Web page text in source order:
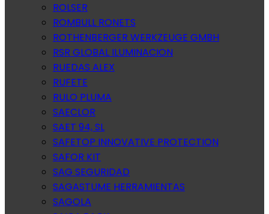
ROLSER
ROMBULL RONETS
ROTHENBERGER WERKZEUGE GMBH
RSR GLOBAL ILUMINACION
RUEDAS ALEX
RUFETE
RULO PLUMA
SAECLOR
SAET 94, SL
SAFETOP INNOVATIVE PROTECTION
SAFOR KIT
SAG SEGURIDAD
SAGASTUME HERRAMIENTAS
SAGOLA